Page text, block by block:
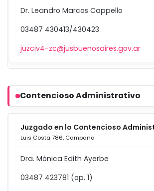
Dr. Leandro Marcos Cappello
03487 430413/430423
juzciv4-zc@jusbuenosaires.gov.ar
Contencioso Administrativo
Juzgado en lo Contencioso
Luis Costa 786, Campana
Dra. Mónica Edith Ayerbe
03487 423781 (op. 1)